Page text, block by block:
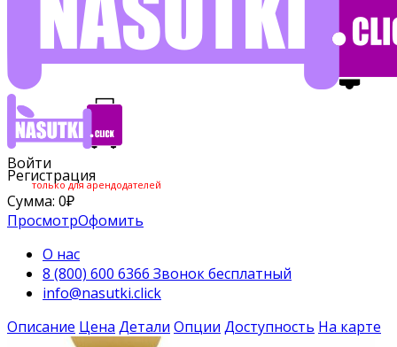
Войти
Регистрация
только для арендодателей
Сумма: 0₽
ПросмотрОфомить
О нас
8 (800) 600 6366 Звонок бесплатный
info@nasutki.click
Описание Цена Детали Опции Доступность На карте